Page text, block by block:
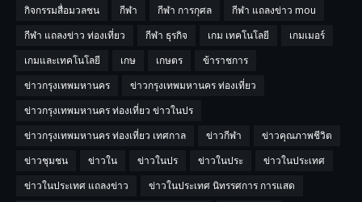
กิจกรรมสื่อมวลชน
กีฬา กีฬา การกุศล
กีฬา แถลงข่าว mou
กีฬา แถลงข่าว ท่องเที่ยว
กีฬา ธุรกิจ เกม เทคโนโลยี
เกมเมอร์
เกมและเทคโนโลยี
เกษ เกษตร
ข้าราชการ
ข่าวกรุงเทพมหานคร
ข่าวกรุงเทพมหานคร ท่องเที่ยว
ข่าวกรุงเทพมหานคร ท่องเที่ยว ข่าวในปร
ข่าวกรุงเทพมหานคร ท่องเที่ยว เทศกาล
ข่าวกีฬา
ข่าวคุณภาพชีวิต
ข่าวชุมชน
ข่าวใน ข่าวในปร ข่าวในประ
ข่าวในประเทศ
ข่าวในประเทศ แถลงข่าว
ข่าวในประเทศ นิทรรศการ การแสด